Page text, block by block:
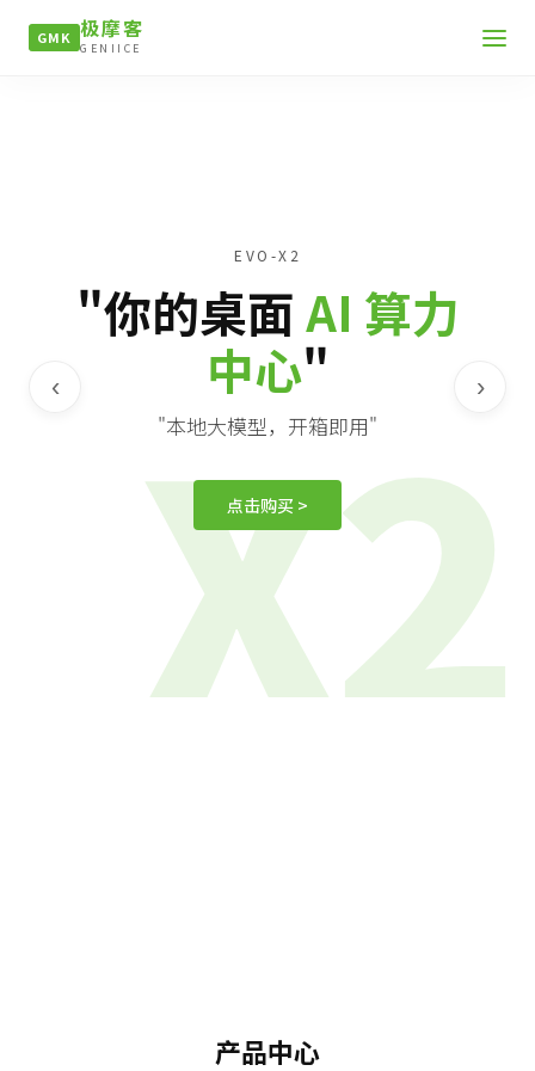
GMK 极摩客
GENIICE
X2
EVO-X2
"你的桌面AI 算力
中心"
"本地大模型，开箱即用"
点击购买 >
‹ ›
产品中心